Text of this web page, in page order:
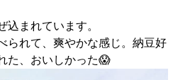
込まれています。
られて、爽やかな感じ。納豆好
た、おいしかった😱